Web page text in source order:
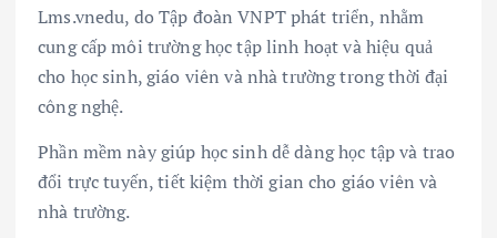
Lms.vnedu, do Tập đoàn VNPT phát triển, nhằm
cung cấp môi trường học tập linh hoạt và hiệu quả
cho học sinh, giáo viên và nhà trường trong thời đại
công nghệ.
Phần mềm này giúp học sinh dễ dàng học tập và trao
đổi trực tuyến, tiết kiệm thời gian cho giáo viên và
nhà trường.